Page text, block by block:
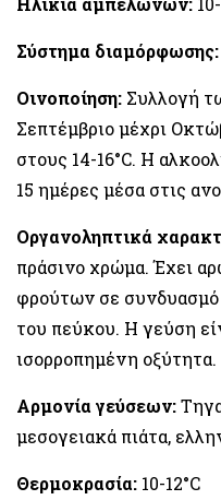
Σύστημα διαμόρφωσης:
Οινοποίηση: Συλλογή
Σεπτέμβριο μέχρι
στους 14-16°C. Η
15 ημέρες μέσα στις
Οργανοληπτικά
πράσινο χρώμα. Έχει
φρούτων σε συνδυασμό
του πεύκου. Η γεύση
ισορροπημένη
Αρμονία γεύσεων:
μεσογειακά πιάτα,
Θερμοκρασία: 10-12°C